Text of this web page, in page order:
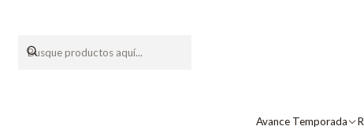
Avance Temporada